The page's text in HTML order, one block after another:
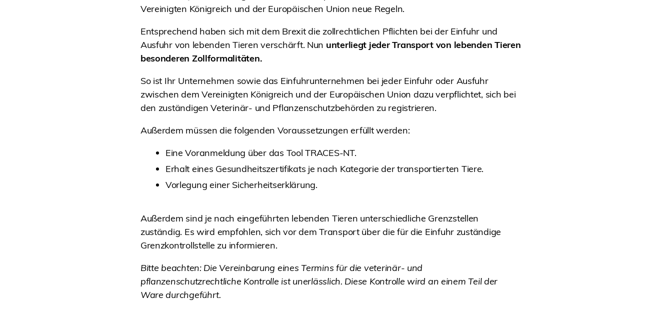
Vereinigten Königreich und der Europäischen Union neue Regeln.
Entsprechend haben sich mit dem Brexit die zollrechtlichen Pflichten bei der Einfuhr und
Ausfuhr von lebenden Tieren verschärft. Nun unterliegt jeder Transport von lebenden Tieren
besonderen Zollformalitäten.
So ist Ihr Unternehmen sowie das Einfuhrunternehmen bei jeder Einfuhr oder Ausfuhr
zwischen dem Vereinigten Königreich und der Europäischen Union dazu verpflichtet, sich bei
den zuständigen Veterinär- und Pflanzenschutzbehörden zu registrieren.
Außerdem müssen die folgenden Voraussetzungen erfüllt werden:
Eine Voranmeldung über das Tool TRACES-NT.
Erhalt eines Gesundheitszertifikats je nach Kategorie der transportierten Tiere.
Vorlegung einer Sicherheitserklärung.
Außerdem sind je nach eingeführten lebenden Tieren unterschiedliche Grenzstellen
zuständig. Es wird empfohlen, sich vor dem Transport über die für die Einfuhr zuständige
Grenzkontrollstelle zu informieren.
Bitte beachten: Die Vereinbarung eines Termins für die veterinär- und
pflanzenschutzrechtliche Kontrolle ist unerlässlich. Diese Kontrolle wird an einem Teil der
Ware durchgeführt.